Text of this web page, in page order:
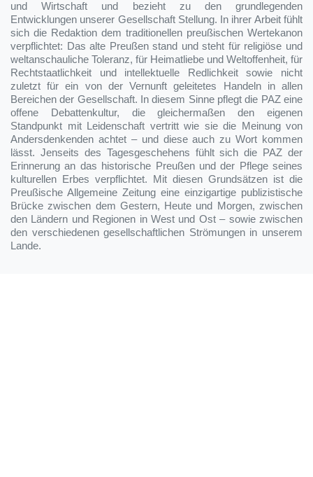
und Wirtschaft und bezieht zu den grundlegenden
Entwicklungen unserer Gesellschaft Stellung. In ihrer Arbeit fühlt
sich die Redaktion dem traditionellen preußischen Wertekanon
verpflichtet: Das alte Preußen stand und steht für religiöse und
weltanschauliche Toleranz, für Heimatliebe und Weltoffenheit, für
Rechtstaatlichkeit und intellektuelle Redlichkeit sowie nicht
zuletzt für ein von der Vernunft geleitetes Handeln in allen
Bereichen der Gesellschaft. In diesem Sinne pflegt die PAZ eine
offene Debattenkultur, die gleichermaßen den eigenen
Standpunkt mit Leidenschaft vertritt wie sie die Meinung von
Andersdenkenden achtet – und diese auch zu Wort kommen
lässt. Jenseits des Tagesgeschehens fühlt sich die PAZ der
Erinnerung an das historische Preußen und der Pflege seines
kulturellen Erbes verpflichtet. Mit diesen Grundsätzen ist die
Preußische Allgemeine Zeitung eine einzigartige publizistische
Brücke zwischen dem Gestern, Heute und Morgen, zwischen
den Ländern und Regionen in West und Ost – sowie zwischen
den verschiedenen gesellschaftlichen Strömungen in unserem
Lande.